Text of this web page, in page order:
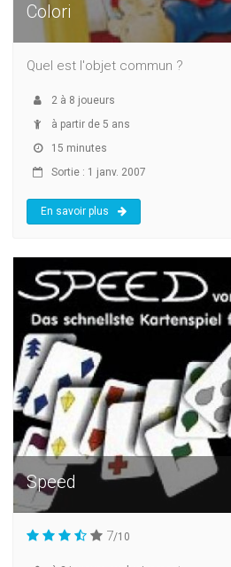
Colori
Quel est l'objet commun ?
2 à 8 joueurs
à partir de 5 ans
15 minutes
Sortie : 1 janv. 2007
En savoir plus
Speed
7/10